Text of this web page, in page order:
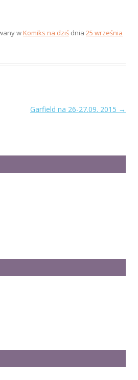
wKomiks na dziś dnia 25 września
Garfield na 26-27.09. 2015 →